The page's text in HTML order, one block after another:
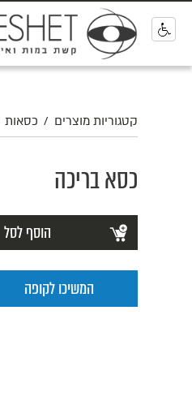
קטגוריות מוצרים / כסאות
כסא בריכה
הוסף לסל
המשיכו לקופה